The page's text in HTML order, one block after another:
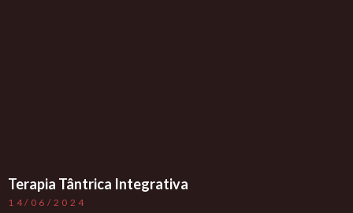
Terapia Tântrica Integrativa
14/06/2024